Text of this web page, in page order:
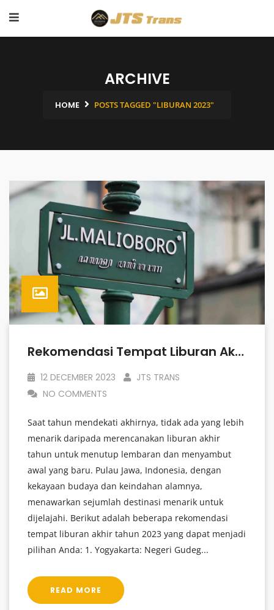
ARCHIVE
HOME POSTS TAGGED "LIBURAN 2023"
Rekomendasi Tempat Liburan Akhir Tahun 2023
12 DECEMBER 2023
JTS TRANS
NO COMMENTS
Saat tahun mendekati akhirnya, tidak ada yang lebih
menarik daripada merencanakan liburan akhir
tahun untuk menutup lembaran dan menyambut
awal yang baru. Pulau Jawa, Indonesia, dengan
kekayaan budaya dan keindahan alamnya,
menawarkan sejumlah destinasi menarik untuk
dijelajahi. Berikut adalah beberapa rekomendasi
tempat liburan akhir tahun 2023 yang dapat menjadi
pilihan Anda: 1. Yogyakarta: Negeri Gudeg...
READ MORE